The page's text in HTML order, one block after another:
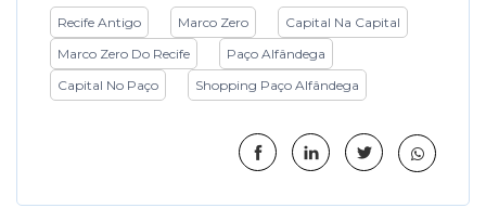
Recife Antigo Marco Zero
Capital Na Capital
Marco Zero Do Recife
Paço Alfândega
Capital No Paço
Shopping Paço Alfândega